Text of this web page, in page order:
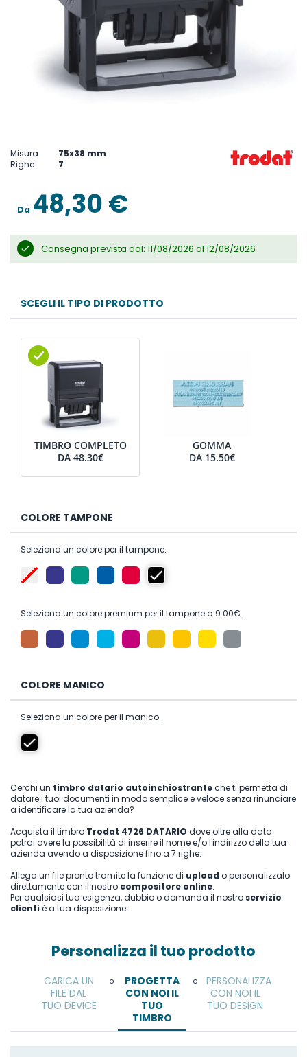
galleria
di
Misura
75x38 mm
Righe
7
Da 48,30 €
Consegna prevista dal: 11/08/2026 al 12/08/2026
SCEGLI IL TIPO DI PRODOTTO
TIMBRO COMPLETO
DA 48.30€
GOMMA
DA 15.50€
COLORE TAMPONE
Seleziona un colore per il tampone.
Seleziona un colore premium per il tampone a 9.00€.
COLORE MANICO
Seleziona un colore per il manico.
Cerchi un timbro datario autoinchiostranteche ti permetta di
datare i tuoi documenti in modo semplice e veloce senza rinunciare
a identificare la tua azienda?
Acquista il timbro Trodat 4726 DATARIO dove oltre alla data
potrai avere la possibilità di inserire il nome e/o l'indirizzo della tua
azienda avendo a disposizione fino a 7 righe.
Allega un file pronto tramite la funzione di upload o personalizzalo
direttamente con il nostro compositore online.
Per qualsiasi tua esigenza, dubbio o domanda il nostro servizio
clienti è a tua disposizione.
Personalizza il tuo prodotto
CARICA UN
FILE DAL
TUO DEVICE
o
PROGETTA
CON NOI IL
TUO
TIMBRO
o
PERSONALIZZA
CON NOI IL
TUO DESIGN